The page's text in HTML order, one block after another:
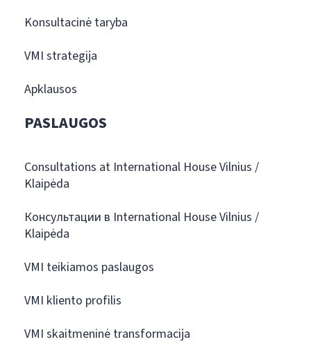
Konsultacinė taryba
VMI strategija
Apklausos
PASLAUGOS
Consultations at International House Vilnius /
Klaipėda
Консультации в International House Vilnius /
Klaipėda
VMI teikiamos paslaugos
VMI kliento profilis
VMI skaitmeninė transformacija